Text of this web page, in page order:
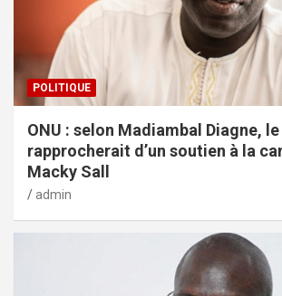
POLITIQUE
ONU : selon Madiambal Diagne,
rapprocherait d’un soutien à la
Macky Sall
admin